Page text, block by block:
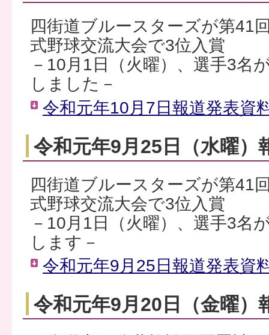
四街道ブルースターズが第41
式野球交流大会で3位入賞
－10月1日（火曜）、選手3名
しました－
令和元年10月7日報道発表資
令和元年9月25日（水曜）
四街道ブルースターズが第41
式野球交流大会で3位入賞
－10月1日（火曜）、選手3名
します－
令和元年9月25日報道発表資
令和元年9月20日（金曜）